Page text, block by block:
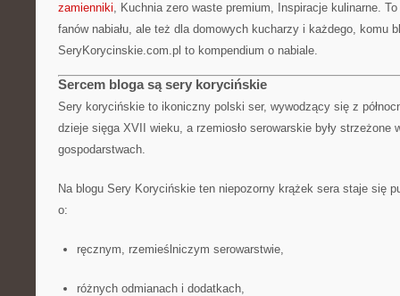
zamienniki, Kuchnia zero waste premium, Inspiracje kulinarne.
fanów nabiału, ale też dla domowych kucharzy i każdego, komu
SeryKorycinskie.com.pl to kompendium o nabiale.
Sercem bloga są sery korycińskie
Sery korycińskie to ikoniczny polski ser, wywodzący się z
dzieje sięga XVII wieku, a rzemiosło serowarskie były strzeżone
gospodarstwach.
Na blogu Sery Korycińskie ten niepozorny krążek sera staje się
o:
ręcznym, rzemieślniczym serowarstwie,
różnych odmianach i dodatkach,